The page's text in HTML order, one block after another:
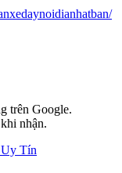
trên Google.
nhận.
Tín